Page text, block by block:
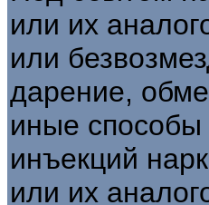
или их
или
дарение,
иные способы
инъекций
или их